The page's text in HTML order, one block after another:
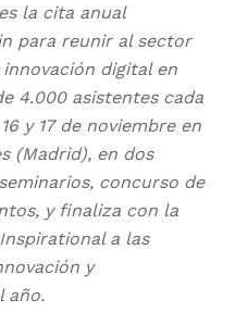
la cita anual
para reunir al sector
digital en
4.000 asistentes cada
y 17 de noviembre en
(Madrid), en dos
concurso de
y finaliza con la
a las
y
año.